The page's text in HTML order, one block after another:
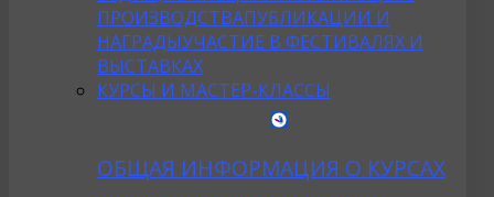
ПРОИЗВОДСТВАПУБЛИКАЦИИ И
НАГРАДЫУЧАСТИЕ В ФЕСТИВАЛЯХ И
ВЫСТАВКАХ
КУРСЫ И МАСТЕР-КЛАССЫ
ОБЩАЯ ИНФОРМАЦИЯ О КУРСАХ